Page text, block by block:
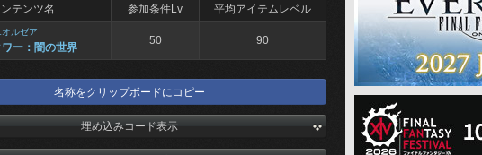
ンテンツ名 参加条件Lv 平均アイテムレベル
ルゼア
ー：闇の世界
50 90
名称をクリップボードにコピー
埋め込みコード表示